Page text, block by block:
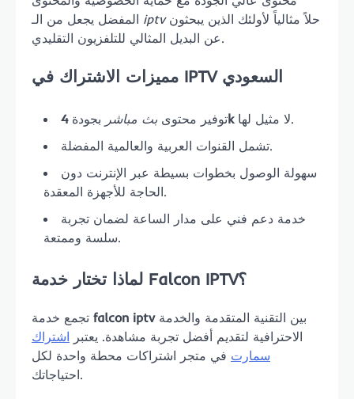
iptvحلاً مثالياً لأولئك الذين يبحثون
عن البديل المثالي للتلفزيون التقليدي.
مميزات الاشتراك في IPTV السعودي
توفير محتوى بث مباشر بجودة 4k
لا مثيل لها.
تشمل القنوات العربية والعالمية المفضلة.
سهولة الوصول بخطوات بسيطة عبر الإنترنت دون
الحاجة للأجهزة المعقدة.
خدمة دعم فني على مدار الساعة لضمان تجربة
سلسة وممتعة.
لماذا تختار خدمة Falcon IPTV؟
falcon iptvبين التقنية المتقدمة والخدمة
الاحترافية لتقديم أفضل تجربة مشاهدة. يعتبر اشتراك
سمارت في متجر اشتراكات محطة واحدة لكل
احتياجاتك.